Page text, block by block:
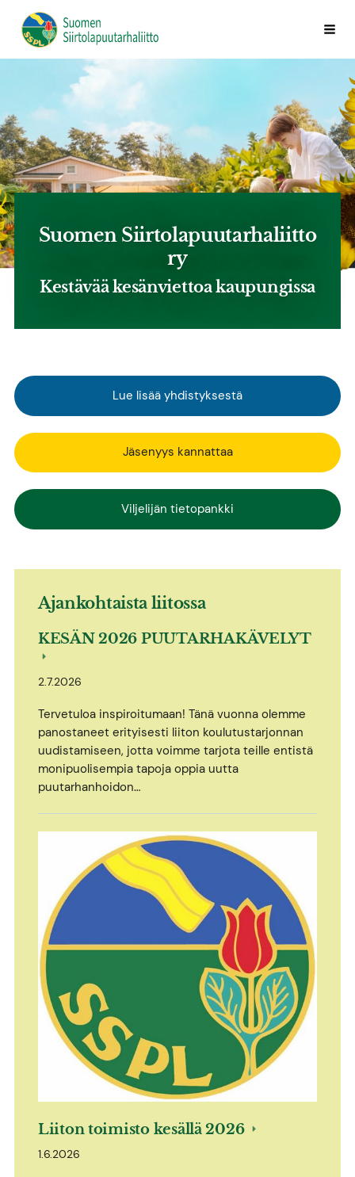
Siirry
sivun
Suomen Siirtolapuutarhaliitto ry
Suomen Siirtolapuutarhaliitto
ry
Kestävää kesänviettoa kaupungissa
Lue lisää yhdistyksestä
Jäsenyys kannattaa
Viljelijän tietopankki
Ajankohtaista liitossa
KESÄN 2026 PUUTARHAKÄVELYT
2.7.2026
Tervetuloa inspiroitumaan! Tänä vuonna olemme
panostaneet erityisesti liiton koulutustarjonnan
uudistamiseen, jotta voimme tarjota teille entistä
monipuolisempia tapoja oppia uutta
puutarhanhoidon…
Liiton toimisto kesällä 2026
1.6.2026